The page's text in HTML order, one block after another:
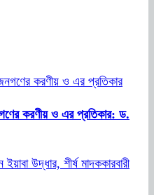
করণীয় ও এর প্রতিকার: ড.